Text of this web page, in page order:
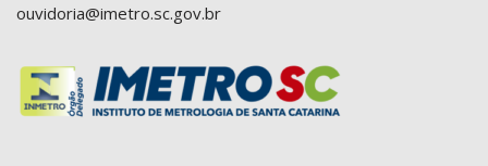
ouvidoria@imetro.sc.gov.br